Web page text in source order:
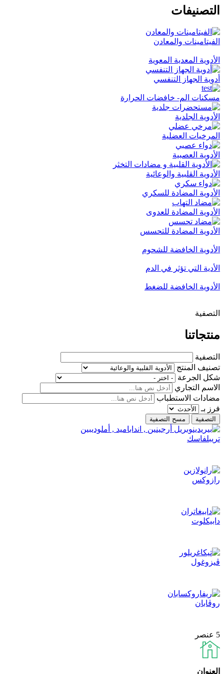
التصنيفات
الفيتامينات والمعادن
الأدوية المعدية المعوية
أدوية الجهاز التنفسي
مسكنات الم- خافضات الحرارة
الأدوية الجلدية
المرخيات العضلية
الأدوية العصبية
الأدوية القلبية والوعائية
الأدوية المضادة للسكري
الأدوية المضادة للعدوى
الأدوية المضادة للتحسس
الأدوية الخافضة للشحوم
الأدية التي تؤثر في الدم
الأدوية الخافضة للضغط
التصفية
منتجاتنا
التصفية
تصنيف المنتج
شكل الجرعة
الاسم التجاري
مضادات الاستطباب
فرز بـ
تريبلفاسك
رازوكس
دابيكلوت
ڨيزوغول
روڨابان
5 عنصر
العنوان